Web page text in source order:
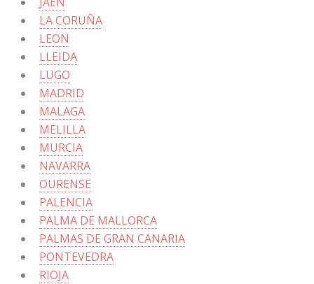
LA CORUÑA
LEON
LLEIDA
LUGO
MADRID
MALAGA
MELILLA
MURCIA
NAVARRA
OURENSE
PALENCIA
PALMA DE MALLORCA
PALMAS DE GRAN CANARIA
PONTEVEDRA
RIOJA